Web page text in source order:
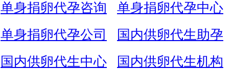
单身捐卵代孕咨询
单身捐卵代孕中心
单身捐卵代孕公司
国内供卵代生助孕
国内供卵代生中心
国内供卵代生机构